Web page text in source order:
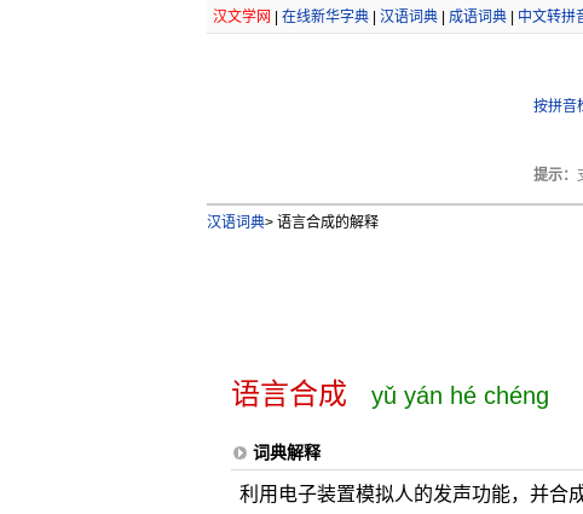
汉文学网 在线新华字典| 汉语词典| 成语词典| 中文转拼
按拼音
提示：
汉语词典>语言合成的解释
语言合成 yǔ yán hé chéng
词典解释
利用电子装置模拟人的发声功能，并合